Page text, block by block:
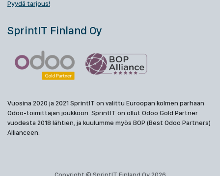
Pyydä tarjous!
SprintIT Finland Oy
Vuosina 2020 ja 2021 SprintIT on valittu Euroopan kolmen parhaan
Odoo-toimittajan joukkoon. SprintIT on ollut Odoo Gold Partner
vuodesta 2018 lähtien, ja kuulumme myös BOP (Best Odoo Partners)
Allianceen.
Copyright © SprintIT Finland Oy 2026